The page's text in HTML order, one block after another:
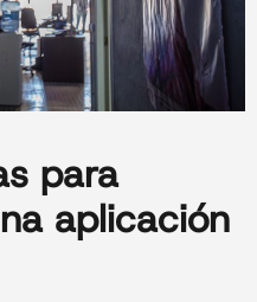
para
aplicación